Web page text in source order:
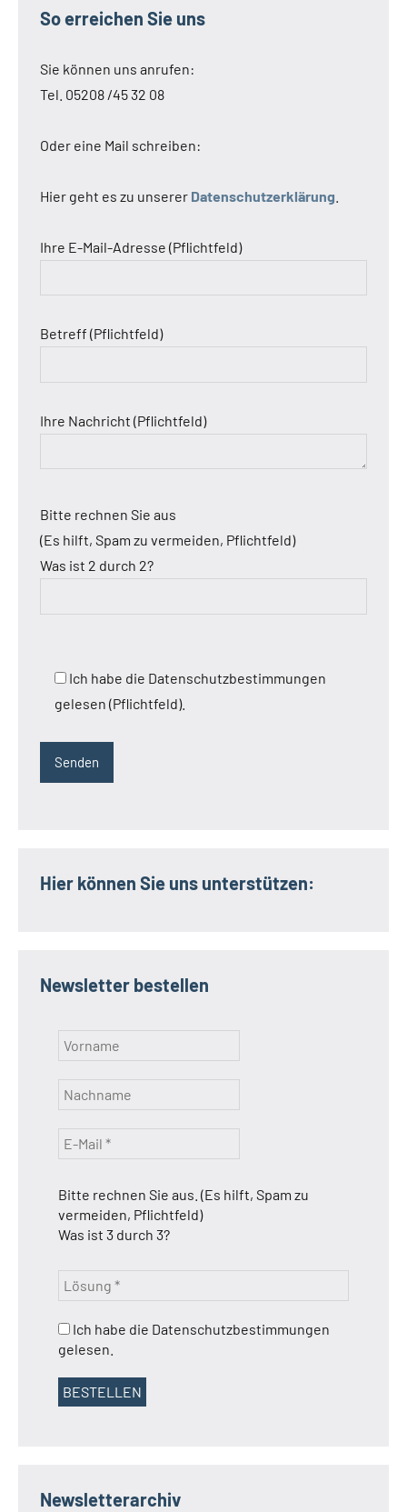
So erreichen Sie uns
Sie können uns anrufen:
Tel. 05208 /45 32 08
Oder eine Mail schreiben:
Hier geht es zu unserer Datenschutzerklärung
Ihre E-Mail-Adresse (Pflichtfeld)
Betreff (Pflichtfeld)
Ihre Nachricht (Pflichtfeld)
Bitte rechnen Sie aus
(Es hilft, Spam zu vermeiden, Pflichtfeld)
Was ist 2 durch 2?
Ich habe die Datenschutzbestimmungen
gelesen (Pflichtfeld).
Hier können Sie uns unterstützen:
Newsletter bestellen
Bitte rechnen Sie aus. (Es hilft, Spam zu
vermeiden, Pflichtfeld)
Was ist 3 durch 3?
Ich habe die Datenschutzbestimmungen
gelesen.
Newsletterarchiv